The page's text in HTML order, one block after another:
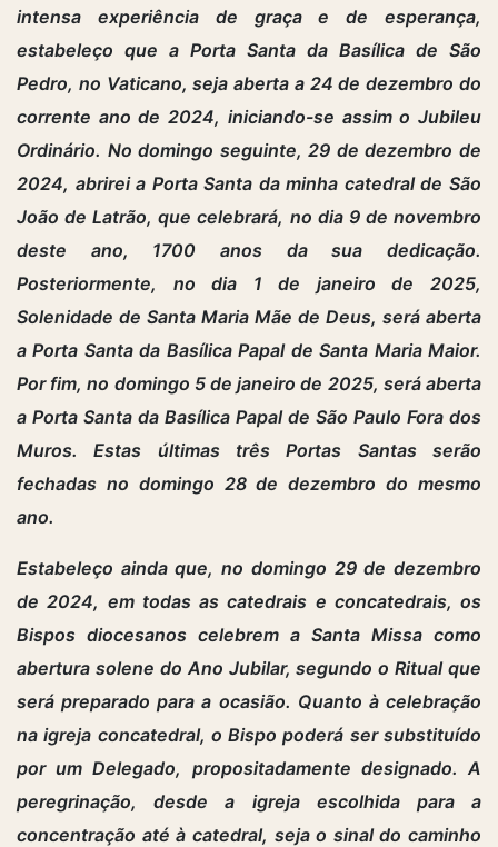
intensa experiência de graça e de esperança,
estabeleço que a Porta Santa da Basílica de São
Pedro, no Vaticano, seja aberta a 24 de dezembro do
corrente ano de 2024, iniciando-se assim o Jubileu
Ordinário. No domingo seguinte, 29 de dezembro de
2024, abrirei a Porta Santa da minha catedral de São
João de Latrão, que celebrará, no dia 9 de novembro
deste ano, 1700 anos da sua dedicação.
Posteriormente, no dia 1 de janeiro de 2025,
Solenidade de Santa Maria Mãe de Deus, será aberta
a Porta Santa da Basílica Papal de Santa Maria Maior.
Por fim, no domingo 5 de janeiro de 2025, será aberta
a Porta Santa da Basílica Papal de São Paulo Fora dos
Muros. Estas últimas três Portas Santas serão
fechadas no domingo 28 de dezembro do mesmo
ano.
Estabeleço ainda que, no domingo 29 de dezembro
de 2024, em todas as catedrais e concatedrais, os
Bispos diocesanos celebrem a Santa Missa como
abertura solene do Ano Jubilar, segundo o Ritual que
será preparado para a ocasião. Quanto à celebração
na igreja concatedral, o Bispo poderá ser substituído
por um Delegado, propositadamente designado. A
peregrinação, desde a igreja escolhida para a
concentração até à catedral, seja o sinal do caminho